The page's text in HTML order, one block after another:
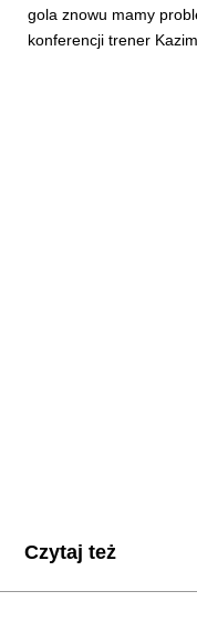
gola znowu mamy
konferencji trener
Czytaj też